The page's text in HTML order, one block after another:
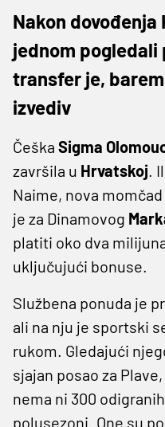
Nakon dovođenja
jednom pogledali
transfer je,
izvediv
Češka Sigma
završila u Hrvatskoj.
Naime, nova momčad
je za Dinamovog
platiti oko dva
uključujući bonuse.
Službena ponuda je
ali na nju je sportski
rukom. Gledajući
sjajan posao za
nema ni 300
polusezoni. One su